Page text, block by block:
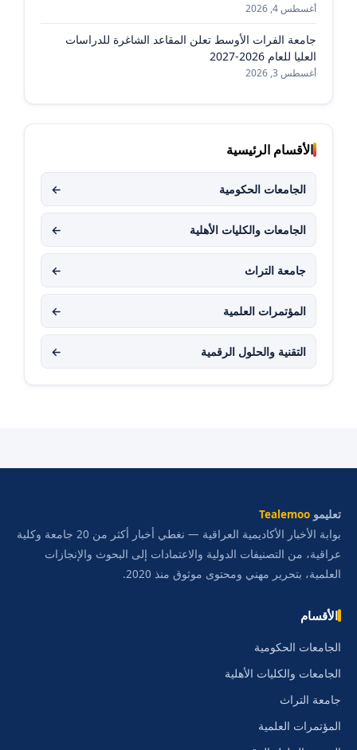
أغسطس 4, 2026
جامعة الفرات الأوسط تعلن المقاعد الشاغرة للدراسات
العليا للعام 2026-2027
أغسطس 3, 2026
الأقسام الرئيسية
الجامعات الحكومية ←
الجامعات والكليات الأهلية ←
جامعة التراث ←
المؤتمرات العلمية ←
التقنية والحلول الرقمية ←
تعليمو Tealemoo
بوابة الأخبار الأكاديمية العراقية — نغطي أخبار أكثر من 20 جامعة وكلية
عراقية، من التصنيفات الدولية والاعتمادات إلى البحوث والإنجازات
العلمية، بتحرير مهني ومحتوى موثوق منذ 2020.
الأقسام
الجامعات الحكومية
الجامعات والكليات الأهلية
جامعة التراث
المؤتمرات العلمية